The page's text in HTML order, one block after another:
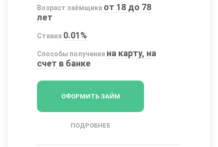
Возраст заёмщика от 18 до 78
лет
Ставка 0.01%
Способы получения на карту, на
счет в банке
ОФОРМИТЬ ЗАЙМ
ПОДРОБНЕЕ